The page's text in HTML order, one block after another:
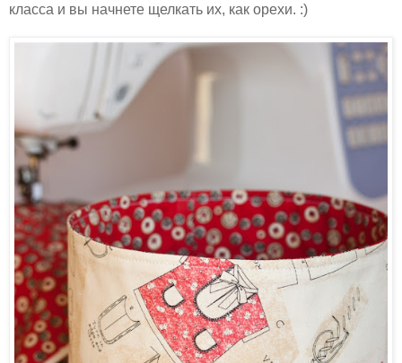
класса и вы начнете щелкать их, как орехи. :)